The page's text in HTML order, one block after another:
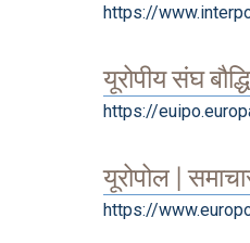
https://
यूरोपीय संघ
https://
यूरोपोल |
https://